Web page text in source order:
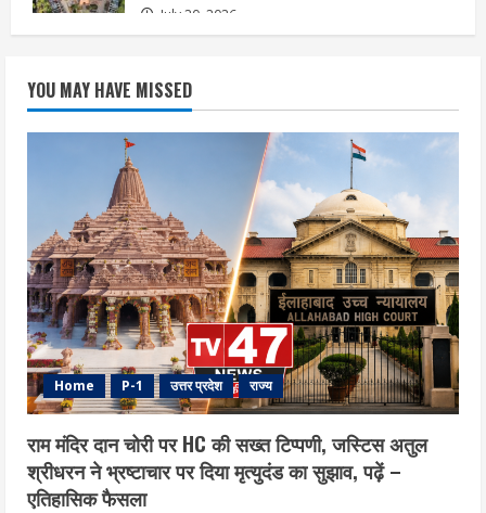
July 20, 2026
YOU MAY HAVE MISSED
Home P-1 उत्तर प्रदेश राज्य
राम मंदिर दान चोरी पर HC की सख्त टिप्पणी, जस्टिस अतुल
श्रीधरन ने भ्रष्टाचार पर द‍िया मृत्युदंड का सुझाव, पढ़ें –
एत‍िहास‍िक फैसला